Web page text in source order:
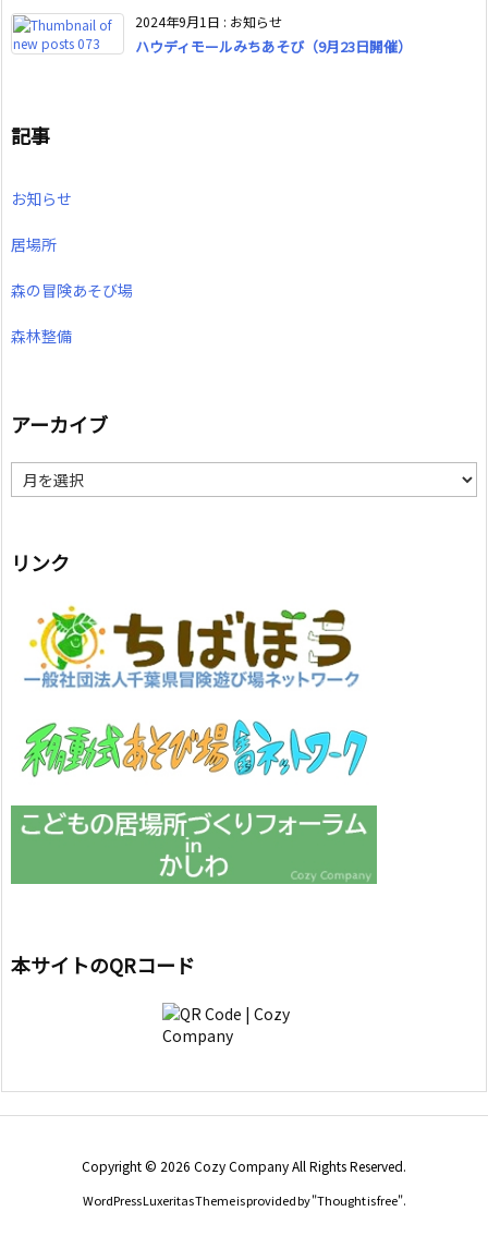
2024年9月1日 : お知らせ
ハウディモールみちあそび（9月23日開催）
記事
お知らせ
居場所
森の冒険あそび場
森林整備
アーカイブ
ー
ブ
リンク
本サイトのQRコード
Copyright © 2026 Cozy CompanyAll Rights Reserved.
WordPress Luxeritas Theme is provided by "Thought is free".